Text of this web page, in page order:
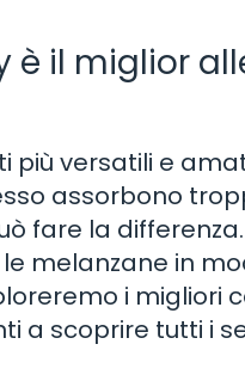
è il miglior
più versatili e
assorbono
fare la
melanzane in
i migliori
a scoprire tutti i